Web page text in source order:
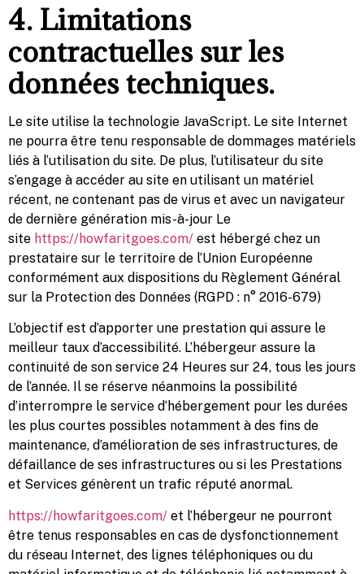
4. Limitations
contractuelles sur les
données techniques.
Le site utilise la technologie JavaScript. Le site Internet
ne pourra être tenu responsable de dommages matériels
liés à l’utilisation du site. De plus, l’utilisateur du site
s’engage à accéder au site en utilisant un matériel
récent, ne contenant pas de virus et avec un navigateur
de dernière génération mis-à-jour Le
site https://howfaritgoes.com/ est hébergé chez un
prestataire sur le territoire de l’Union Européenne
conformément aux dispositions du Règlement Général
sur la Protection des Données (RGPD : n° 2016-679)
L’objectif est d’apporter une prestation qui assure le
meilleur taux d’accessibilité. L’hébergeur assure la
continuité de son service 24 Heures sur 24, tous les jours
de l’année. Il se réserve néanmoins la possibilité
d’interrompre le service d’hébergement pour les durées
les plus courtes possibles notamment à des fins de
maintenance, d’amélioration de ses infrastructures, de
défaillance de ses infrastructures ou si les Prestations
et Services génèrent un trafic réputé anormal.
https://howfaritgoes.com/ et l’hébergeur ne pourront
être tenus responsables en cas de dysfonctionnement
du réseau Internet, des lignes téléphoniques ou du